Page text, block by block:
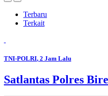
Terbaru
Terkait
TNI-POLRI, 2 Jam Lalu
Satlantas Polres